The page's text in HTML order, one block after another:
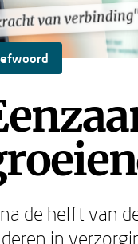
van
van
de helft van
in